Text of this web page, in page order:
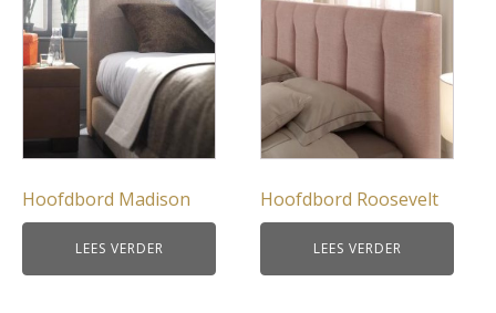
Hoofdbord Madison
LEES VERDER
Hoofdbord Roosevelt
LEES VERDER